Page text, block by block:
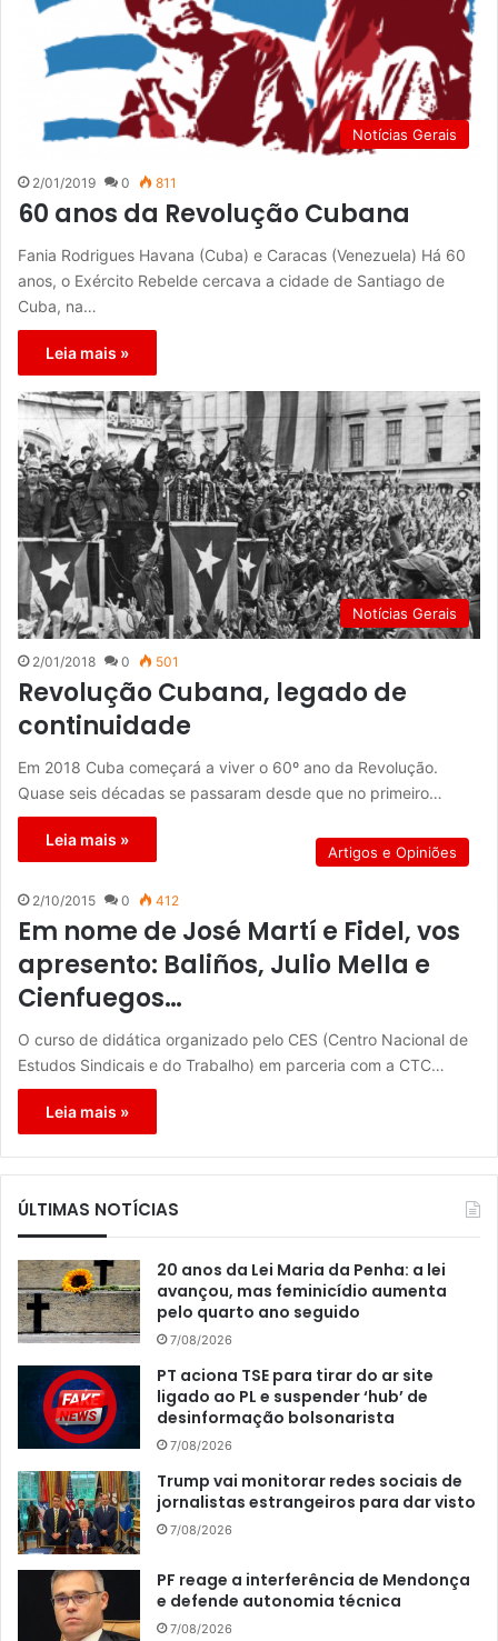
Notícias Gerais
2/01/2019 0 811
60 anos da Revolução Cubana
Fania Rodrigues Havana (Cuba) e Caracas (Venezuela) Há 60
anos, o Exército Rebelde cercava a cidade de Santiago de
Cuba, na…
Leia mais »
Notícias Gerais
2/01/2018 0 501
Revolução Cubana, legado de
continuidade
Em 2018 Cuba começará a viver o 60º ano da Revolução.
Quase seis décadas se passaram desde que no primeiro…
Leia mais »
Artigos e Opiniões
2/10/2015 0 412
Em nome de José Martí e Fidel, vos
apresento: Baliños, Julio Mella e
Cienfuegos…
O curso de didática organizado pelo CES (Centro Nacional de
Estudos Sindicais e do Trabalho) em parceria com a CTC…
Leia mais »
ÚLTIMAS NOTÍCIAS
20 anos da Lei Maria da Penha: a lei
avançou, mas feminicídio aumenta
pelo quarto ano seguido
7/08/2026
PT aciona TSE para tirar do ar site
ligado ao PL e suspender ‘hub’ de
desinformação bolsonarista
7/08/2026
Trump vai monitorar redes sociais de
jornalistas estrangeiros para dar visto
7/08/2026
PF reage a interferência de Mendonça
e defende autonomia técnica
7/08/2026